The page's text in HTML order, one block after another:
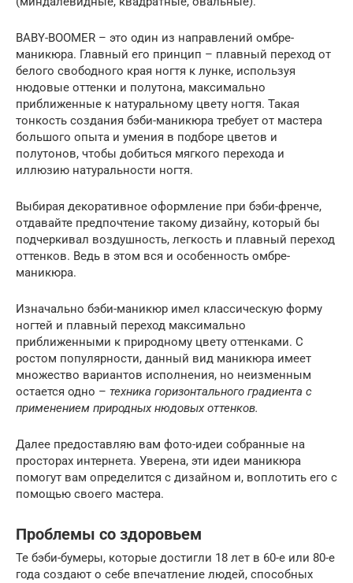
BABY-BOOMER – это один из направлений омбре-
маникюра. Главный его принцип – плавный переход от
белого свободного края ногтя к лунке, используя
нюдовые оттенки и полутона, максимально
приближенные к натуральному цвету ногтя. Такая
тонкость создания бэби-маникюра требует от мастера
большого опыта и умения в подборе цветов и
полутонов, чтобы добиться мягкого перехода и
иллюзию натуральности ногтя.
Выбирая декоративное оформление при бэби-френче,
отдавайте предпочтение такому дизайну, который бы
подчеркивал воздушность, легкость и плавный переход
оттенков. Ведь в этом вся и особенность омбре-
маникюра.
Изначально бэби-маникюр имел классическую форму
ногтей и плавный переход максимально
приближенными к природному цвету оттенками. С
ростом популярности, данный вид маникюра имеет
множество вариантов исполнения, но неизменным
остается одно – техника горизонтального градиента с
применением природных нюдовых оттенков.
Далее предоставляю вам фото-идеи собранные на
просторах интернета. Уверена, эти идеи маникюра
помогут вам определится с дизайном и, воплотить его с
помощью своего мастера.
Проблемы со здоровьем
Те бэби-бумеры, которые достигли 18 лет в 60-е или 80-е
года создают о себе впечатление людей, способных